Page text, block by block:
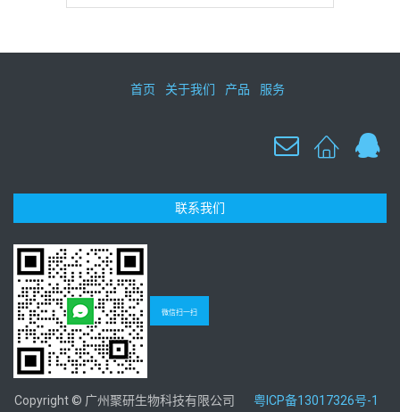
首页 关于我们 产品 服务
联系我们
微信扫一扫
Copyright © 广州聚研生物科技有限公司 粤ICP备13017326号-1